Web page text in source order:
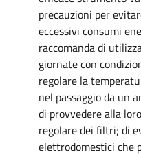
precauzioni per
eccessivi consumi
raccomanda di
giornate con
regolare la
nel passaggio da un
di provvedere alla
regolare dei filtri; di
elettrodomestici che